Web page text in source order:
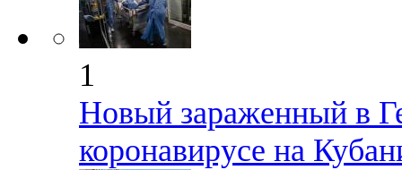
1
Новый зараженный в
коронавирусе на